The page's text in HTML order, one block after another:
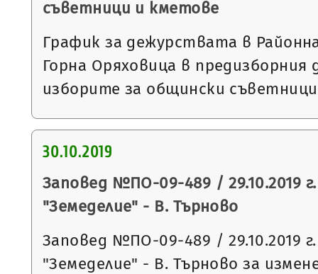
съветници и кметове
График за дежурствата в
Горна Оряховица в предизборния
изборите за общински
30.10.2019
Заповед №ПО-09-489 / 29.10.2019
"Земеделие" - В. Търново
Заповед №ПО-09-489 / 29.10.2019
"Земеделие" - В. Търново за